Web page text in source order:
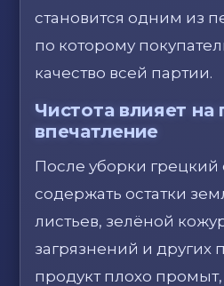
становится одним из
по которому
качество всей партии.
Чистота влияет на
впечатление
После уборки
содержать остатки
листьев, зелёной
загрязнений и других
продукт плохо промыт,